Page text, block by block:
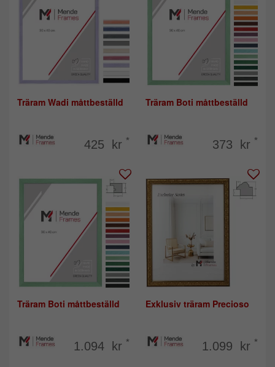
Träram Wadi måttbeställd
425 kr *
Träram Boti måttbeställd
373 kr *
Träram Boti måttbeställd
1.094 kr *
Exklusiv träram Precioso
1.099 kr *